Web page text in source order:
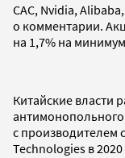
CAC, Nvidia,
о комментарии.
на 1,7% на
Китайские власти
антимонопольного
с производителем
Technologies в